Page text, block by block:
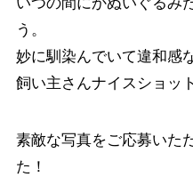
う。
妙に馴染んでいて違和感
飼い主さんナイスショッ
素敵な写真をご応募いた
た！